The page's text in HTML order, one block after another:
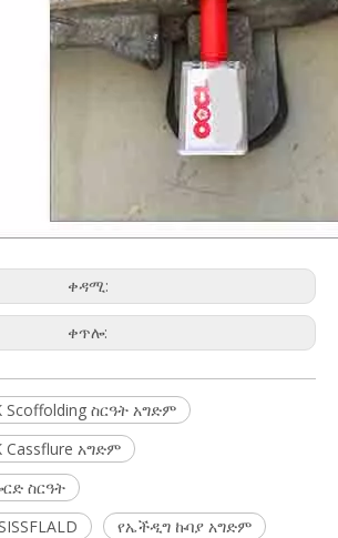
ቀዳሚ:
ቀጥሎ:
Scoffolding ስርዓት አግድም
Cassflure አግድም
ስርዓት
የኤችዲግ ኩባያ አግድም